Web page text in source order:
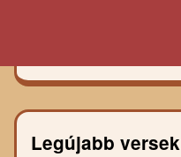
Legújabb versek